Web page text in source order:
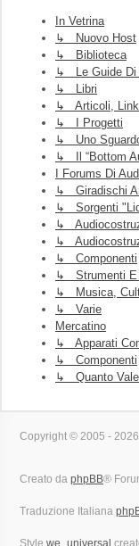
In Vetrina
↳ Nuovo Host
↳ Biblioteca
↳ Le Guide Di
↳ Libri
↳ Articoli, Link
↳ I Progetti
↳ Uno
↳ Il “Bottom
I Forums Di
↳ Giradischi
↳ Sorgenti
↳
↳
↳ Componenti
↳ Strumenti E
↳ Musica,
↳ Varie
Mercatino
↳ Apparati
↳ Componenti
↳ Quanto
Copyright © 2005 -
Creato da phpBB®
Traduzione Italiana
Style we_universal